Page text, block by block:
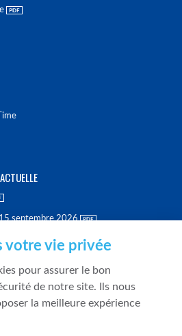
15 septembre 2026
et de résolution
votre vie privée
pour assurer le bon
de notre site. Ils nous
la meilleure expérience